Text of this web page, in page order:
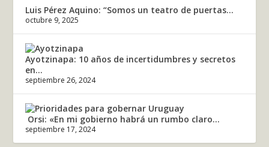
Luis Pérez Aquino: “Somos un teatro de puertas...
octubre 9, 2025
Ayotzinapa: 10 años de incertidumbres y secretos
en...
septiembre 26, 2024
Orsi: «En mi gobierno habrá un rumbo claro...
septiembre 17, 2024